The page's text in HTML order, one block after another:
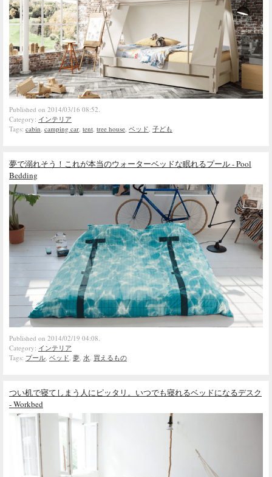
Published on 2014/03/16 08:52.
Category: インテリア
Tags: cabin camping car tent tree house ベッド 子ども
夢で溺れそう！これが本当のウォーターベッドな眠れるプール - Pool
Bedding
Published on 2014/02/19 04:08.
Category: インテリア
Tags: プール ベッド 夢 水 買えるもの
つい机で寝てしまう人にピッタリ。いつでも寝れるベッドになるデスク
- Workbed